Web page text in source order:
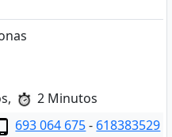
2 Minutos
693 064 675- 618383529